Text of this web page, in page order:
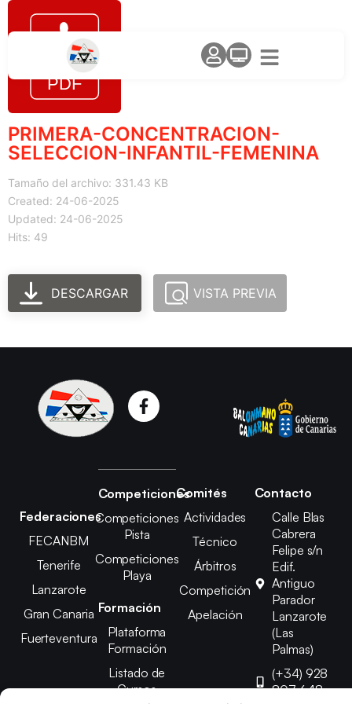
PRIMERA-CONCENTRACION-
SELECCION-INFANTIL-FEMENINA
Tamaño del archivo: 331.43 KB
Created: 24-06-2025
Updated: 24-06-2025
Hits: 49
DESCARGAR VISTA PREVIA
Federaciones
FECANBM
Tenerife
Lanzarote
Gran Canaria
Fuerteventura
Competiciones
Competiciones
Pista
Competiciones
Playa
Formación
Plataforma
Formación
Listado de
Cursos
Comités
Actividades
Técnico
Árbitros
Competición
Apelación
Contacto
Calle Blas
Cabrera
Felipe s/n
Edif.
Antiguo
Parador
Lanzarote
(Las
Palmas)
(+34) 928
807 648